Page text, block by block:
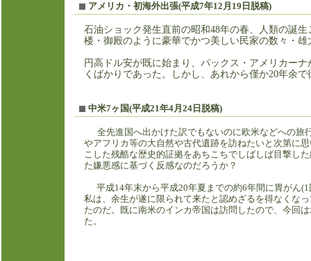
アメリカ・初海外出張(平成7年12月19日脱稿)
石油ショック発生直前の昭和48年の春、人類の誕
楼・御殿のように豪華でかつ美しい民家の数々・
円高ドル安が既に始まり、パックス・アメリカー
くばかりであった。しかし、あれから僅か20年余で
中米7ヶ国(平成21年4月24日脱稿)
全先進国へ出かけた訳でもないのに欧米などへの旅
やアフリカ等の大自然や古代遺跡を訪ねたいと次第に
こした残酷な歴史的証拠をあちこちでしばしば目撃し
た嫌悪感に基づく反感なのだろうか？
平成14年末から平成20年夏までの約6年間に胃がん(1
私は、余生が遂に限られて来たと認めざるを得なくな
たのだ。既に南米のインカ帝国は訪問したので、今回
た。